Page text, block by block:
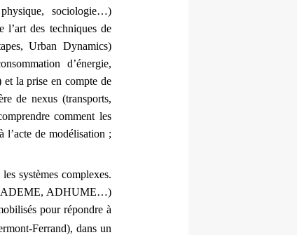
physique, sociologie…)
l’art des techniques de
Urban Dynamics)
d’énergie,
la prise en compte de
de nexus (transports,
comment les
l’acte de modélisation ;
systèmes complexes.
(ADEME, ADHUME…)
pour répondre à
Ferrand), dans un